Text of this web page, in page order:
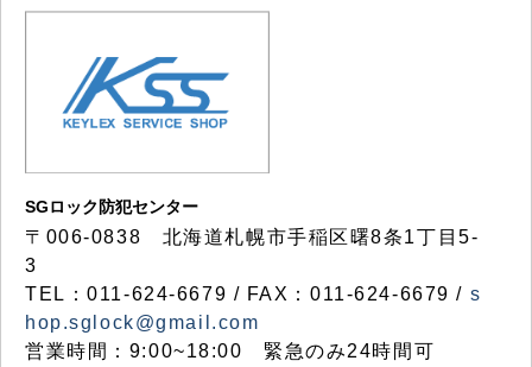
SGロック防犯センター
〒006-0838 北海道札幌市手稲区曙8条1丁目5-
3
TEL：011-624-6679 / FAX：011-624-6679 / s
hop.sglock@gmail.com
営業時間：9:00~18:00 緊急のみ24時間可